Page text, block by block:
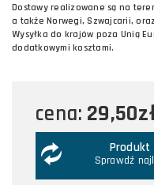
Dostawy realizowane są na
a także Norwegi, Szwajcarii,
Wysyłka do krajów poza Unią
dodatkowymi kosztami.
cena:
Produkt
Sprawdź